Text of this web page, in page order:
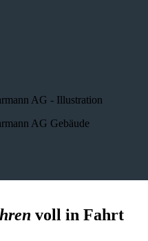
voll in Fahrt